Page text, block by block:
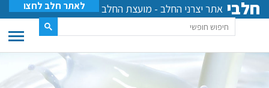
חלבי אתר יצרני החלב - מועצת החלב לאתר חלב לחצו